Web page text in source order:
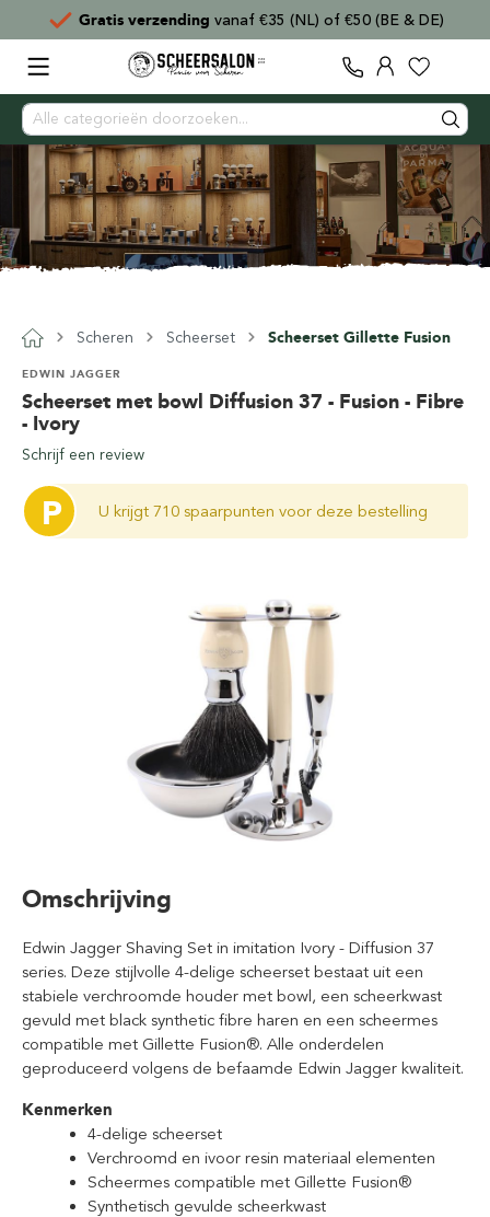
Gratis verzending vanaf €35 (NL) of €50 (BE & DE)
Scheren Scheerset Scheerset Gillette Fusion
Scheerset met bowl Diffusion 37 - Fusion - Fibre
- Ivory
EDWIN JAGGER
Schrijf een review
P U krijgt 710 spaarpunten voor deze bestelling
Omschrijving
Edwin Jagger Shaving Set in imitation Ivory - Diffusion 37
series. Deze stijlvolle 4-delige scheerset bestaat uit een
stabiele verchroomde houder met bowl, een scheerkwast
gevuld met black synthetic fibre haren en een scheermes
compatible met Gillette Fusion®. Alle onderdelen
geproduceerd volgens de befaamde Edwin Jagger kwaliteit.
Kenmerken
4-delige scheerset
Verchroomd en ivoor resin materiaal elementen
Scheermes compatible met Gillette Fusion®
Synthetisch gevulde scheerkwast